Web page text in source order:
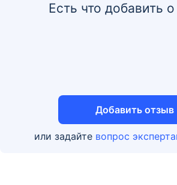
Есть что добавить
Добавить отзыв
или задайте вопрос